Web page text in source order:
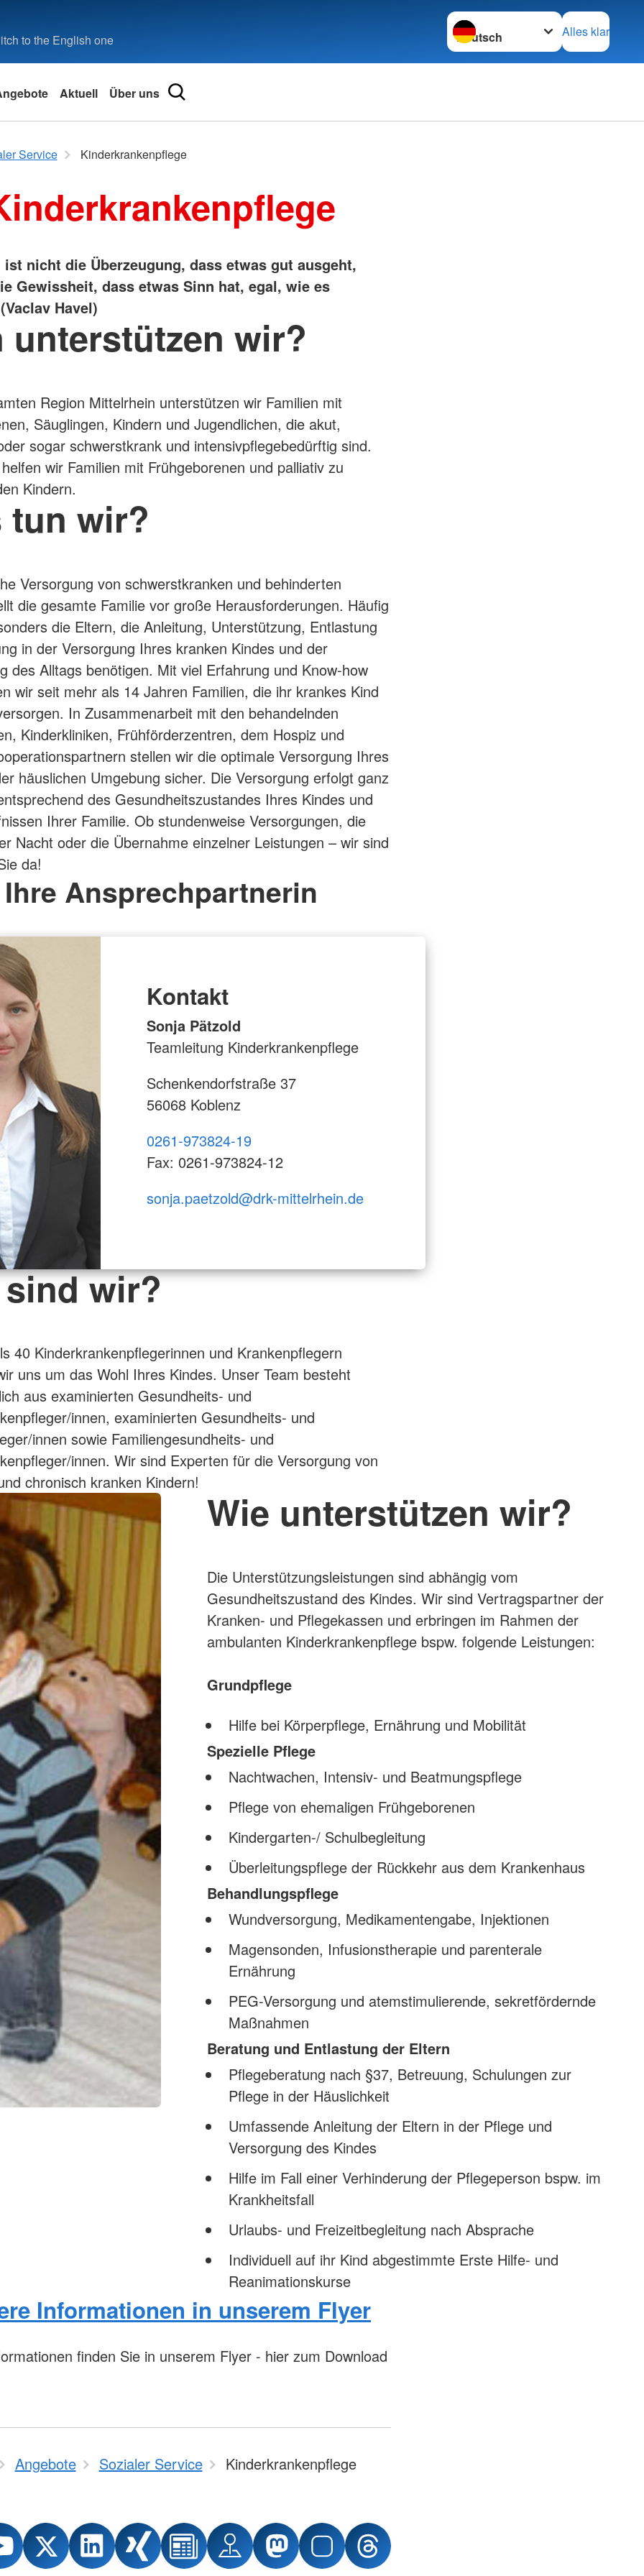
to the English one
Sprache wechseln zu
Alles klar
Engagement
Ukraine-Hilfe
„Haus Lahneck“ – Vollstationäre
Jugendhilfe
„Familien-Bande“ – Frühe Hilfen
Geborgen daheim
Debeka-Betriebs-Kita
Aktuell Über uns
Service Kinderkrankenpflege
ist nicht die Überzeugung, dass etwas gut ausgeht,
Gewissheit, dass etwas Sinn hat, egal, wie es
Havel)
unterstützen wir?
Region Mittelrhein unterstützen wir Familien mit
Säuglingen, Kindern und Jugendlichen, die akut,
sogar schwerstkrank und intensivpflegebedürftig sind.
wir Familien mit Frühgeborenen und palliativ zu
Kindern.
tun wir?
Versorgung von schwerstkranken und behinderten
die gesamte Familie vor große Herausforderungen. Häufig
die Eltern, die Anleitung, Unterstützung, Entlastung
in der Versorgung Ihres kranken Kindes und der
des Alltags benötigen. Mit viel Erfahrung und Know-how
wir seit mehr als 14 Jahren Familien, die ihr krankes Kind
In Zusammenarbeit mit den behandelnden
Kinderkliniken, Frühförderzentren, dem Hospiz und
stellen wir die optimale Versorgung Ihres
häuslichen Umgebung sicher. Die Versorgung erfolgt ganz
des Gesundheitszustandes Ihres Kindes und
Ihrer Familie. Ob stundenweise Versorgungen, die
Nacht oder die Übernahme einzelner Leistungen – wir sind
da!
Ihre Ansprechpartnerin
Kontakt
Sonja Pätzold
Teamleitung Kinderkrankenpflege
Schenkendorfstraße 37
56068 Koblenz
0261-973824-19
Fax: 0261-973824-12
sonja.paetzold@drk-mittelrhein.de
sind wir?
40 Kinderkrankenpflegerinnen und Krankenpflegern
uns um das Wohl Ihres Kindes. Unser Team besteht
aus examinierten Gesundheits- und
innen, examinierten Gesundheits- und
innen sowie Familiengesundheits- und
innen. Wir sind Experten für die Versorgung von
chronisch kranken Kindern!
Wie unterstützen wir?
Die Unterstützungsleistungen sind abhängig vom
Gesundheitszustand des Kindes. Wir sind Vertragspartner der
Kranken- und Pflegekassen und erbringen im Rahmen der
ambulanten Kinderkrankenpflege bspw. folgende Leistungen:
Grundpflege
Hilfe bei Körperpflege, Ernährung und Mobilität
Spezielle Pflege
Nachtwachen, Intensiv- und Beatmungspflege
Pflege von ehemaligen Frühgeborenen
Kindergarten-/ Schulbegleitung
Überleitungspflege der Rückkehr aus dem Krankenhaus
Behandlungspflege
Wundversorgung, Medikamentengabe, Injektionen
Magensonden, Infusionstherapie und parenterale
Ernährung
PEG-Versorgung und atemstimulierende, sekretfördernde
Maßnahmen
Beratung und Entlastung der Eltern
Pflegeberatung nach §37, Betreuung, Schulungen zur
Pflege in der Häuslichkeit
Umfassende Anleitung der Eltern in der Pflege und
Versorgung des Kindes
Hilfe im Fall einer Verhinderung der Pflegeperson bspw. im
Krankheitsfall
Urlaubs- und Freizeitbegleitung nach Absprache
Individuell auf ihr Kind abgestimmte Erste Hilfe- und
Reanimationskurse
Informationen in unserem Flyer
finden Sie in unserem Flyer - hier zum Download
Angebote Sozialer Service Kinderkrankenpflege